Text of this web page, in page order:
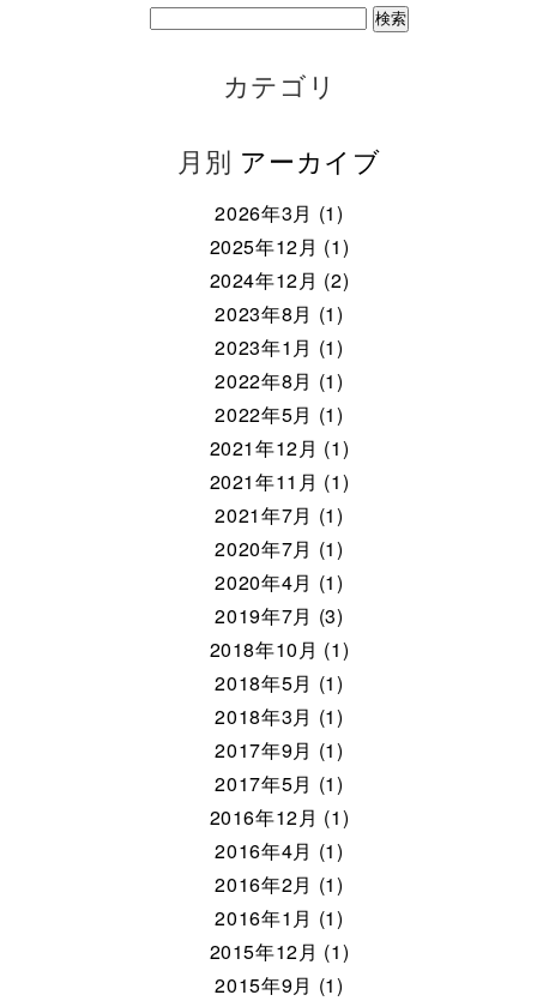
カテゴリ
月別 アーカイブ
2026年3月 (1)
2025年12月 (1)
2024年12月 (2)
2023年8月 (1)
2023年1月 (1)
2022年8月 (1)
2022年5月 (1)
2021年12月 (1)
2021年11月 (1)
2021年7月 (1)
2020年7月 (1)
2020年4月 (1)
2019年7月 (3)
2018年10月 (1)
2018年5月 (1)
2018年3月 (1)
2017年9月 (1)
2017年5月 (1)
2016年12月 (1)
2016年4月 (1)
2016年2月 (1)
2016年1月 (1)
2015年12月 (1)
2015年9月 (1)